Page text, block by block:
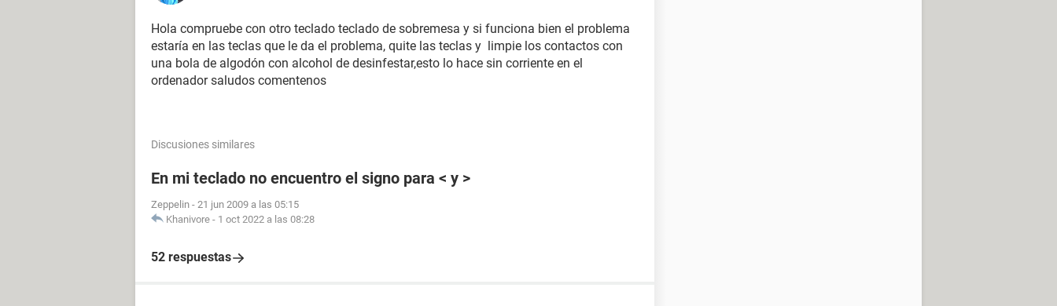
Hola compruebe con otro teclado teclado de sobremesa y si funciona bien el problema
estaría en las teclas que le da el problema, quite las teclas y limpie los contactos con
una bola de algodón con alcohol de desinfestar,esto lo hace sin corriente en el
ordenador saludos comentenos
Discusiones similares
En mi teclado no encuentro el signo para < y >
Zeppelin - 21 jun 2009 a las 05:15
Khanivore - 1 oct 2022 a las 08:28
52 respuestas